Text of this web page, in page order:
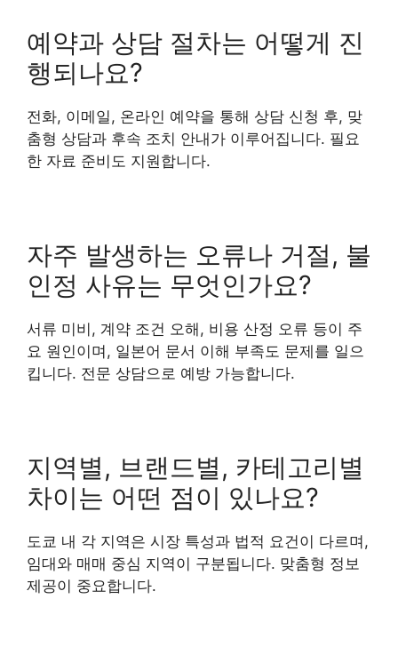
예약과 상담 절차는 어떻게 진
행되나요?
전화, 이메일, 온라인 예약을 통해 상담 신청 후, 맞
춤형 상담과 후속 조치 안내가 이루어집니다. 필요
한 자료 준비도 지원합니다.
자주 발생하는 오류나 거절, 불
인정 사유는 무엇인가요?
서류 미비, 계약 조건 오해, 비용 산정 오류 등이 주
요 원인이며, 일본어 문서 이해 부족도 문제를 일으
킵니다. 전문 상담으로 예방 가능합니다.
지역별, 브랜드별, 카테고리별
차이는 어떤 점이 있나요?
도쿄 내 각 지역은 시장 특성과 법적 요건이 다르며,
임대와 매매 중심 지역이 구분됩니다. 맞춤형 정보
제공이 중요합니다.